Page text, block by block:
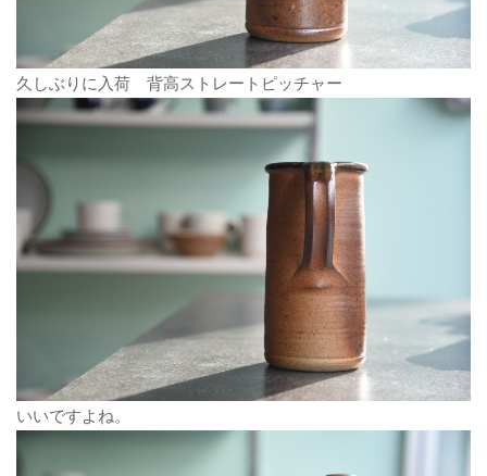
久しぶりに入荷 背高ストレートピッチャー
いいですよね。